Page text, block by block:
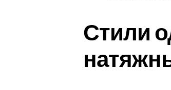
Стили